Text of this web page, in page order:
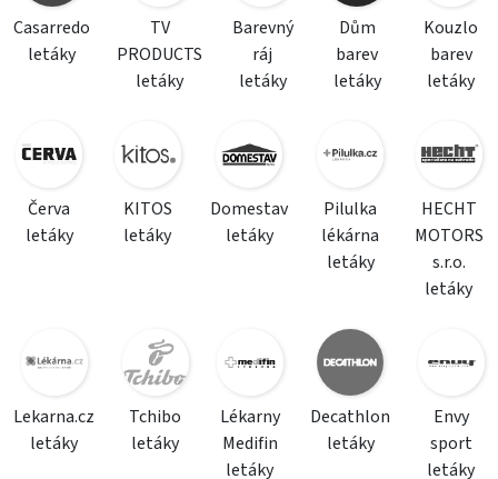
Casarredo
letáky
TV
PRODUCTS
letáky
Barevný
ráj
letáky
Dům
barev
letáky
Kouzlo
barev
letáky
Červa
letáky
KITOS
letáky
Domestav
letáky
Pilulka
lékárna
letáky
HECHT
MOTORS
s.r.o.
letáky
Lekarna.cz
letáky
Tchibo
letáky
Lékarny
Medifin
letáky
Decathlon
letáky
Envy
sport
letáky